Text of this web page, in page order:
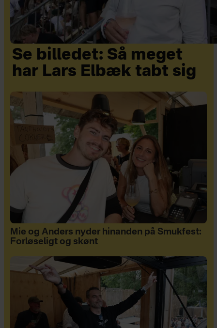
Se billedet: Så meget
har Lars Elbæk tabt sig
Mie og Anders nyder hinanden på Smukfest:
Forløseligt og skønt